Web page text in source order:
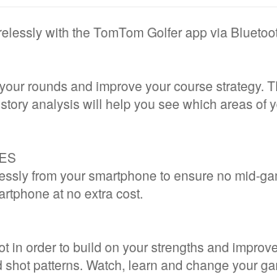
with the TomTom Golfer app via
rounds and improve your course strategy.
analysis will help you see which areas of
from your smartphone to ensure no mid-
at no extra cost.
in order to build on your strengths and
patterns. Watch, learn and change your